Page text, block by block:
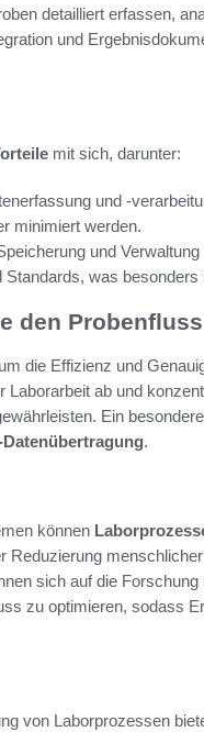
detailliert erfassen,
und
mit sich, darunter:
und -
minimiert werden.
und
was
den
die Effizienz und
ab und
Ein
.
können
Reduzierung
sich auf die
zu optimieren, sodass
von Laborprozessen